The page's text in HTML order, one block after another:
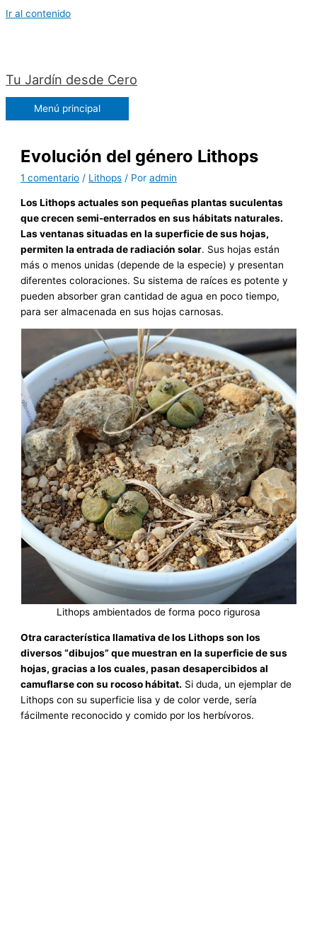
Ir al contenido
Tu Jardín desde Cero
Menú principal
Evolución del género Lithops
1 comentario / Lithops / Poradmin
Los Lithops actuales son pequeñas plantas suculentas
que crecen semi-enterrados en sus hábitats naturales.
Las ventanas situadas en la superficie de sus hojas,
permiten la entrada de radiación solar. Sus hojas están
más o menos unidas (depende de la especie) y presentan
diferentes coloraciones. Su sistema de raíces es potente y
pueden absorber gran cantidad de agua en poco tiempo,
para ser almacenada en sus hojas carnosas.
Lithops ambientados de forma poco rigurosa
Otra característica llamativa de los Lithops son los
diversos “dibujos” que muestran en la superficie de sus
hojas, gracias a los cuales, pasan desapercibidos al
camuflarse con su rocoso hábitat. Si duda, un ejemplar de
Lithops con su superficie lisa y de color verde, sería
fácilmente reconocido y comido por los herbívoros.